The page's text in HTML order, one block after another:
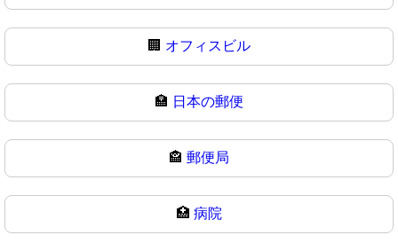
🏢 オフィスビル
🏣 日本の郵便
🏤 郵便局
🏥 病院